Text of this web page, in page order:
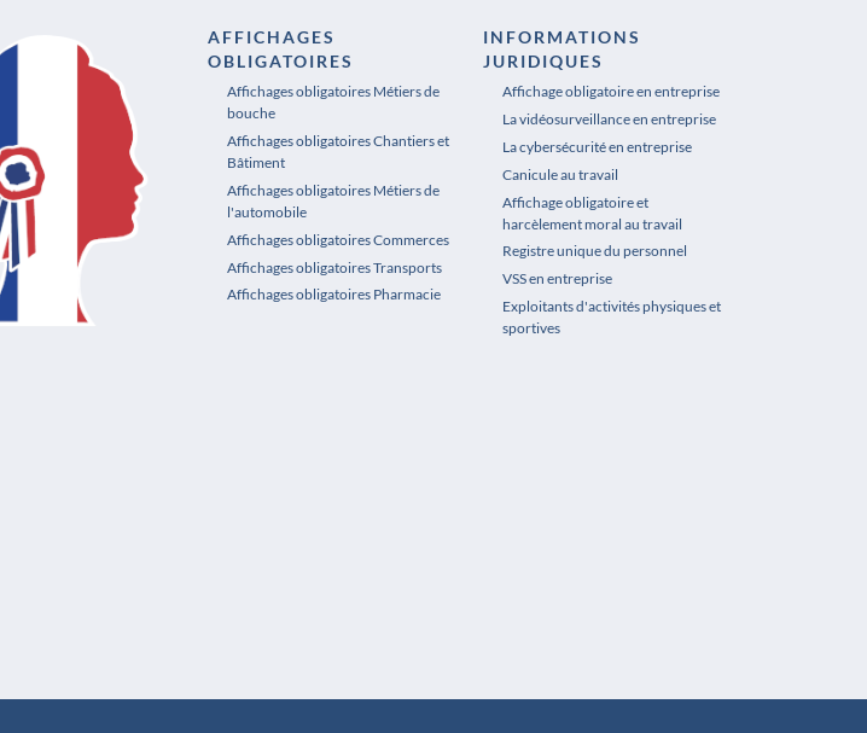
AFFICHAGES
OBLIGATOIRES
Affichages obligatoires Métiers de
bouche
Affichages obligatoires Chantiers et
Bâtiment
Affichages obligatoires Métiers de
l'automobile
Affichages obligatoires Commerces
Affichages obligatoires Transports
Affichages obligatoires Pharmacie
INFORMATIONS
JURIDIQUES
Affichage obligatoire en entreprise
La vidéosurveillance en entreprise
La cybersécurité en entreprise
Canicule au travail
Affichage obligatoire et
harcèlement moral au travail
Registre unique du personnel
VSS en entreprise
Exploitants d'activités physiques et
sportives